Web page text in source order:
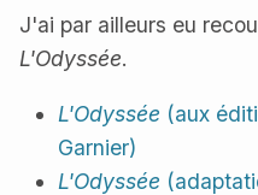
J'ai par ailleurs eu
L'Odyssée.
L'Odyssée (aux
Garnier)
L'Odyssée